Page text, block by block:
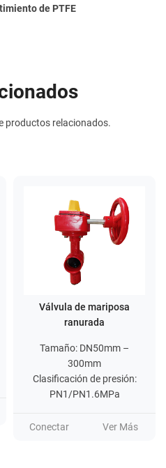
de PTFE
productos relacionados.
Válvula de mariposa
ranurada
Tamaño: DN50mm –
300mm
Clasificación de presión:
PN1/PN1.6MPa
Conectar Ver Más